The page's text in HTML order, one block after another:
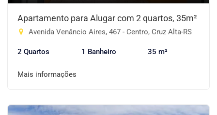
Apartamento para Alugar com 2 quartos, 35m²
Avenida Venâncio Aires, 467 - Centro, Cruz Alta-RS
2 Quartos 1 Banheiro 35 m²
Mais informações